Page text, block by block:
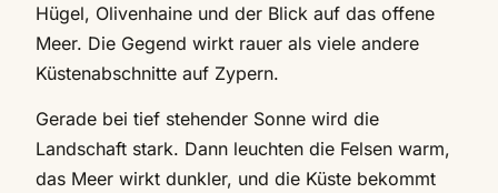
Hügel, Olivenhaine und der Blick auf das offene
Meer. Die Gegend wirkt rauer als viele andere
Küstenabschnitte auf Zypern.
Gerade bei tief stehender Sonne wird die
Landschaft stark. Dann leuchten die Felsen warm,
das Meer wirkt dunkler, und die Küste bekommt